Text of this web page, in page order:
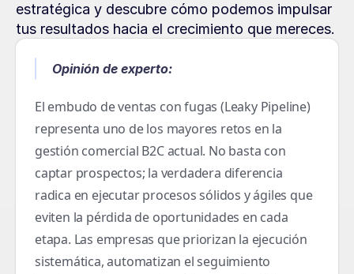
estratégica y descubre cómo podemos impulsar
tus resultados hacia el crecimiento que mereces.
Opinión de experto:
El embudo de ventas con fugas (Leaky Pipeline)
representa uno de los mayores retos en la
gestión comercial B2C actual. No basta con
captar prospectos; la verdadera diferencia
radica en ejecutar procesos sólidos y ágiles que
eviten la pérdida de oportunidades en cada
etapa. Las empresas que priorizan la ejecución
sistemática, automatizan el seguimiento